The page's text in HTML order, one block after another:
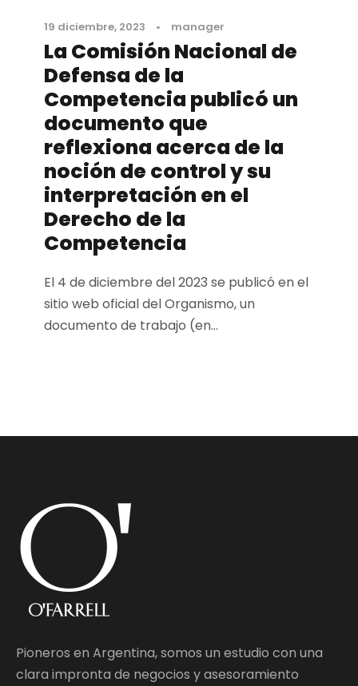
19 diciembre, 2023 • manager
La Comisión Nacional de
Defensa de la
Competencia publicó un
documento que
reflexiona acerca de la
noción de control y su
interpretación en el
Derecho de la
Competencia
El 4 de diciembre del 2023 se publicó en el
sitio web oficial del Organismo, un
documento de trabajo (en...
Pioneros en Argentina, somos un estudio con una
clara impronta de negocios y asesoramiento